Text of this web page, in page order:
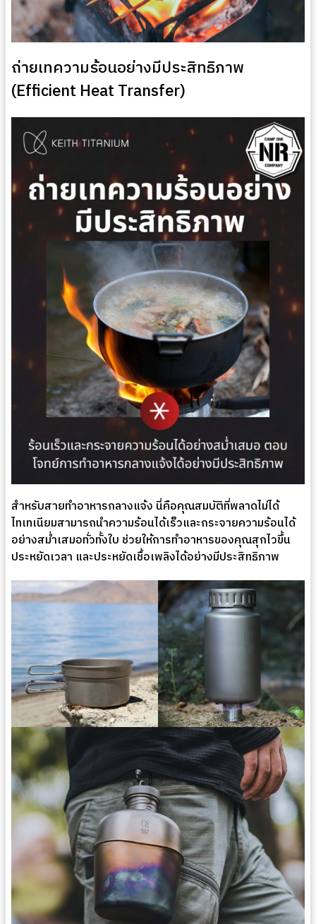
ถ่ายเทความร้อนอย่างมีประสิทธิภาพ
(Efficient Heat Transfer)
สำหรับสายทำอาหารกลางแจ้ง นี่คือคุณสมบัติที่พลาดไม่ได้
ไทเทเนียมสามารถนำความร้อนได้เร็วและกระจายความร้อนได้
อย่างสม่ำเสมอทั่วทั้งใบ ช่วยให้การทำอาหารของคุณสุกไวขึ้น
ประหยัดเวลา และประหยัดเชื้อเพลิงได้อย่างมีประสิทธิภาพ